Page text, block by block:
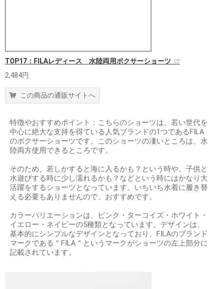
TOP17：FILAレディース 水陸両用ボクサーショーツ
2,484円
この商品の通販サイトへ
特徴やおすすめポイント：こちらのショーツは、若い世代を
中心に絶大な支持を得ている人気ブランドの1つであるFILA
のボクサーショーツです。このショーツの凄いところは、水
陸両方使用できるところです。
そのため、若しかすると海に入るかも？という時や、子供と
水遊びする時に少し濡れるかも？などという時にはかなり大
活躍をするショーツとなっています。いちいち水着に履き替
える必要もありませんので、おすすめです。
カラーバリエーションは、ピンク・ターコイズ・ホワイト・
イエロー・ネイビーの5種類となっています。デザインは、
基本的にシンプルなデザインとなっており、FILAのブランド
マークである＂FILA＂というマークがショーツの左上部分に
記載されています。